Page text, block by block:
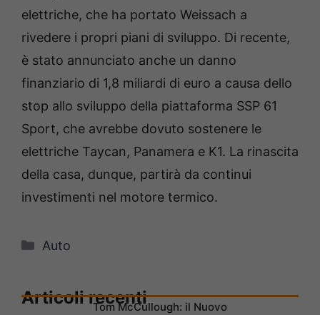
elettriche, che ha portato Weissach a
rivedere i propri piani di sviluppo. Di recente,
è stato annunciato anche un danno
finanziario di 1,8 miliardi di euro a causa dello
stop allo sviluppo della piattaforma SSP 61
Sport, che avrebbe dovuto sostenere le
elettriche Taycan, Panamera e K1. La rinascita
della casa, dunque, partirà da continui
investimenti nel motore termico.
Categorie
Auto
Articoli recentiTom McCullough: il Nuovo